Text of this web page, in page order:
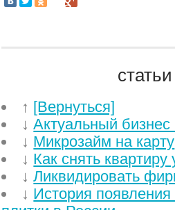
↑ [Вернуться]
↓Актуальный
↓ Микрозайм на карту
↓ Как снять квартиру
↓Ликвидировать
↓ История